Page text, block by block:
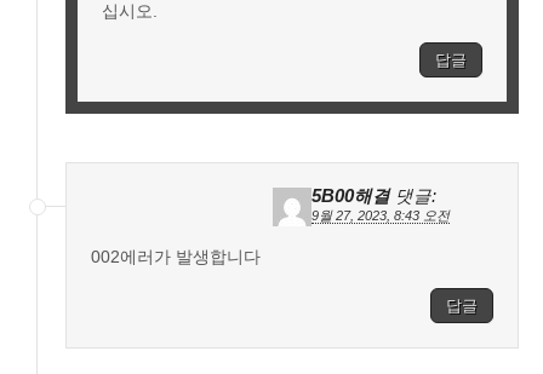
십시오.
답글
5B00해결 댓글:
9월 27, 2023, 8:43 오전
002에러가 발생합니다
답글